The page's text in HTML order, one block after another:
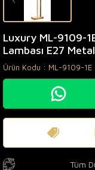
Luxury ML-9109-
Lambası E27
Ürün Kodu : ML-9109-1E
Tüm